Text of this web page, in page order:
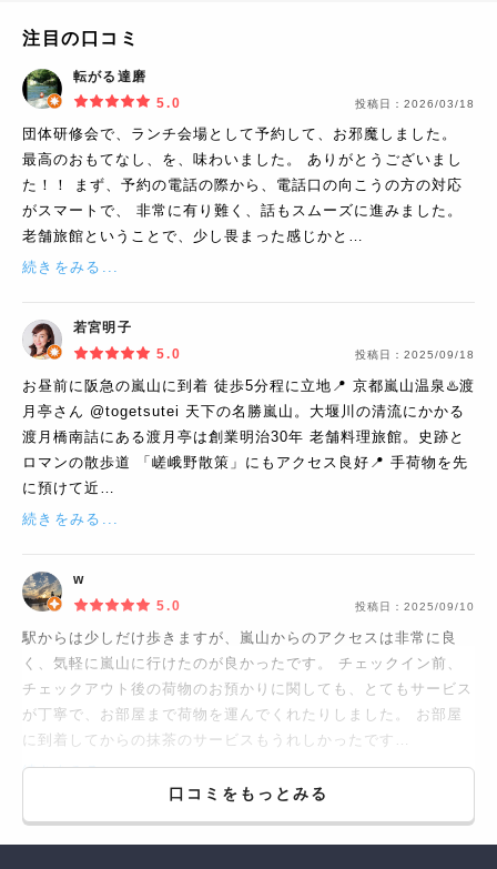
注目の口コミ
転がる達磨
5.0
投稿日： 2026/03/18
団体研修会で、ランチ会場として予約して、お邪魔しました。
最高のおもてなし、を、味わいました。 ありがとうございまし
た！！ まず、予約の電話の際から、電話口の向こうの方の対応
がスマートで、 非常に有り難く、話もスムーズに進みました。
老舗旅館ということで、少し畏まった感じかと…
続きをみる...
若宮明子
5.0
投稿日： 2025/09/18
お昼前に阪急の嵐山に到着 徒歩5分程に立地📍 京都嵐山温泉♨️渡
月亭さん @togetsutei 天下の名勝嵐山。大堰川の清流にかかる
渡月橋南詰にある渡月亭は創業明治30年 老舗料理旅館。史跡と
ロマンの散歩道 「嵯峨野散策」にもアクセス良好📍 手荷物を先
に預けて近…
続きをみる...
w
5.0
投稿日： 2025/09/10
駅からは少しだけ歩きますが、嵐山からのアクセスは非常に良
く、気軽に嵐山に行けたのが良かったです。 チェックイン前、
チェックアウト後の荷物のお預かりに関しても、とてもサービス
が丁寧で、お部屋まで荷物を運んでくれたりしました。 お部屋
に到着してからの抹茶のサービスもうれしかったです…
続きをみる...
口コミをもっとみる